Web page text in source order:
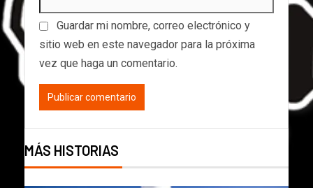
Guardar mi nombre, correo electrónico y
sitio web en este navegador para la próxima
vez que haga un comentario.
MÁS HISTORIAS